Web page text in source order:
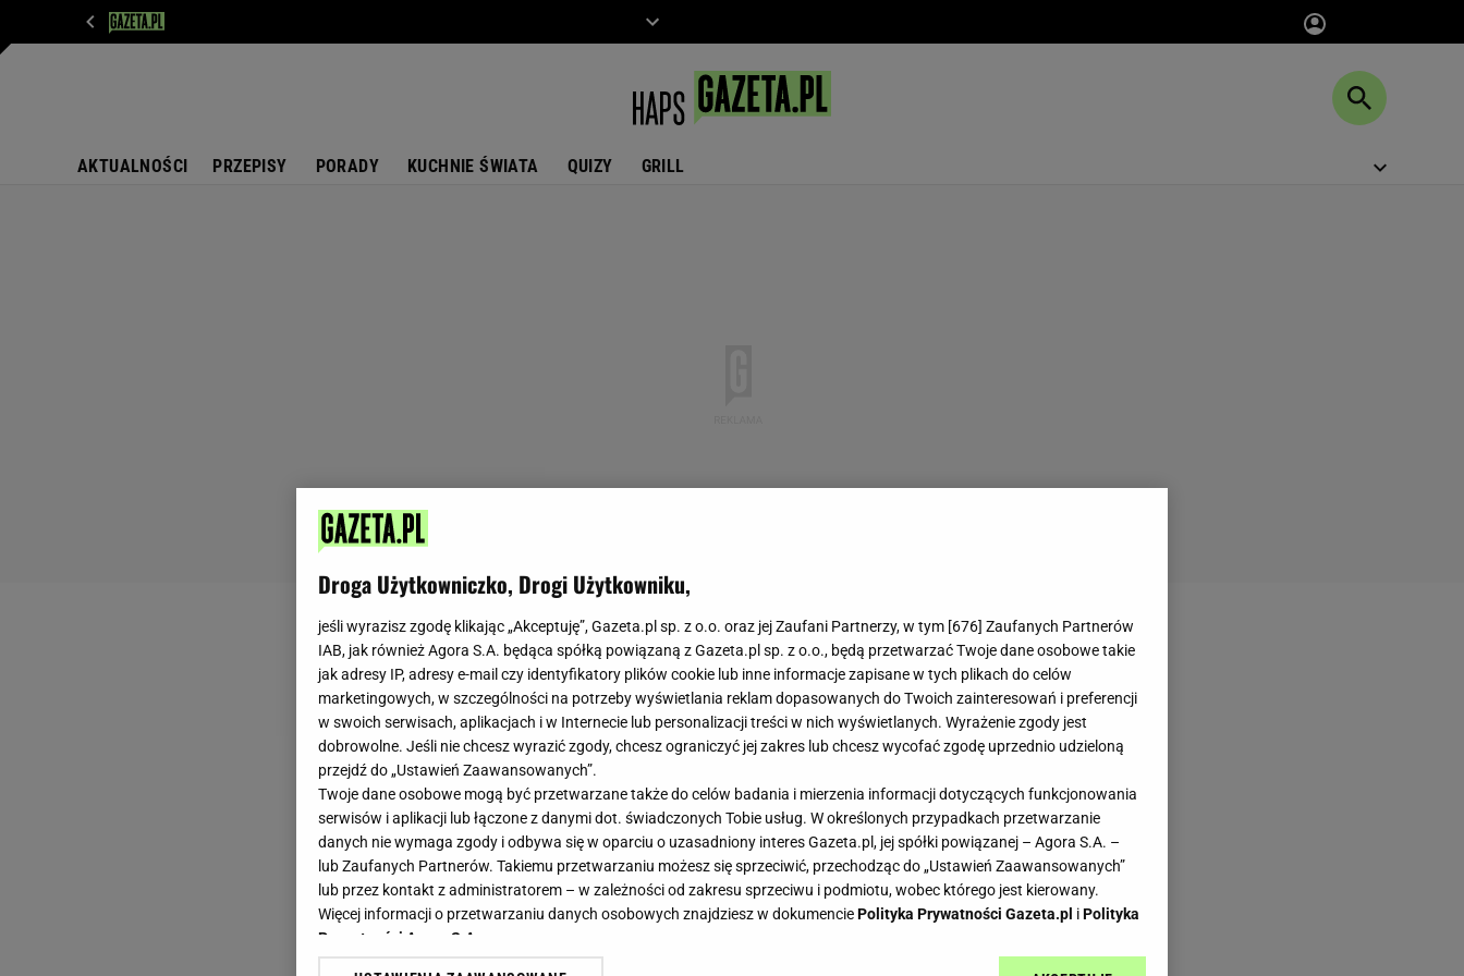
AKTUALNOŚCI PRZEPISY PORADY KUCHNIE ŚWIATA QUIZY GRILL
Droga Użytkowniczko, Drogi Użytkowniku,
jeśli wyrazisz zgodę klikając „Akceptuję”, Gazeta.pl sp. z o.o. oraz jej Zaufani Partnerzy, w tym [676] Zaufanych Partnerów
IAB, jak również Agora S.A. będąca spółką powiązaną z Gazeta.pl sp. z o.o., będą przetwarzać Twoje dane osobowe takie
jak adresy IP, adresy e-mail czy identyfikatory plików cookie lub inne informacje zapisane w tych plikach do celów
marketingowych, w szczególności na potrzeby wyświetlania reklam dopasowanych do Twoich zainteresowań i preferencji
w swoich serwisach, aplikacjach i w Internecie lub personalizacji treści w nich wyświetlanych. Wyrażenie zgody jest
dobrowolne. Jeśli nie chcesz wyrazić zgody, chcesz ograniczyć jej zakres lub chcesz wycofać zgodę uprzednio udzieloną
przejdź do „Ustawień Zaawansowanych”.
Twoje dane osobowe mogą być przetwarzane także do celów badania i mierzenia informacji dotyczących funkcjonowania
serwisów i aplikacji lub łączone z danymi dot. świadczonych Tobie usług. W określonych przypadkach przetwarzanie
danych nie wymaga zgody i odbywa się w oparciu o uzasadniony interes Gazeta.pl, jej spółki powiązanej – Agora S.A. –
lub Zaufanych Partnerów. Takiemu przetwarzaniu możesz się sprzeciwić, przechodząc do „Ustawień Zaawansowanych”
lub przez kontakt z administratorem – w zależności od zakresu sprzeciwu i podmiotu, wobec którego jest kierowany.
Więcej informacji o przetwarzaniu danych osobowych znajdziesz w dokumenciePolityka Prywatności Gazeta.pl iPolityka
Prywatności Agora S.A.